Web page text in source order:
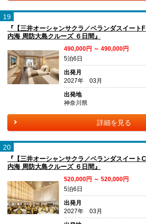
19
『【三井オーシャンサクラ／ベランダスイート
内海 周防大島クルーズ ６日間』
490,000円 ～ 490,000円
5泊6日
出発月
2027年 03月
出発地
神奈川県
詳細を見る
20
『【三井オーシャンサクラ／ベランダスイート
内海 周防大島クルーズ ６日間』
520,000円 ～ 520,000円
5泊6日
出発月
2027年 03月